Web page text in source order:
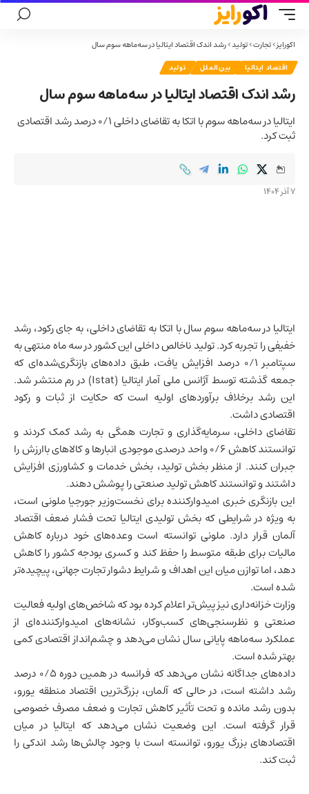
اکورایز>تجارت>تولید>رشد اندک اقتصاد ایتالیا در سه‌ماهه سوم سال
اقتصاد ایتالیا بین‌الملل تولید
رشد اندک اقتصاد ایتالیا در سه‌ماهه سوم سال
ایتالیا در سه‌ماهه سوم با اتکا به تقاضای داخلی ۰/۱ درصد رشد اقتصادی
ثبت کرد.
7 آذر 1404
ایتالیادر سه‌ماهه سوم سال با اتکا به تقاضای داخلی، به جای رکود، رشد
خفیفی را تجربه کرد.تولید ناخالص داخلیاین کشور در سه ماه منتهی به
سپتامبر ۰/۱ درصد افزایش یافت، طبق داده‌های بازنگری‌شده‌ای که
جمعه گذشته توسط آژانس ملی آمار ایتالیا (Istat) در رم منتشر شد.
این رشد برخلاف برآوردهای اولیه است که حکایت از ثبات و رکود
اقتصادی داشت.
تقاضای داخلی، سرمایه‌گذاری و تجارت همگی به رشد کمک کردند و
توانستند کاهش ۰/۶ واحد درصدی موجودی انبارها و کالاهای باارزش را
جبران کنند. از منظر بخش تولید، بخش خدمات و کشاورزی افزایش
داشتند و توانستند کاهش تولید صنعتی را پوشش دهند.
این بازنگری خبری امیدوارکننده برای نخست‌وزیر جورجیا ملونی است،
به ویژه در شرایطی که بخش تولیدی ایتالیا تحت فشار ضعف اقتصاد
آلمان قرار دارد. ملونی توانسته است وعده‌های خود درباره کاهش
مالیات برای طبقه متوسط را حفظ کند و کسری بودجه کشور را کاهش
دهد، اما توازن میان این اهداف و شرایط دشوار تجارت جهانی، پیچیده‌تر
شده است.
وزارت خزانه‌داری نیز پیش‌تر اعلام کرده بود که شاخص‌های اولیه فعالیت
صنعتی و نظرسنجی‌های کسب‌وکار، نشانه‌های امیدوارکننده‌ای از
عملکرد سه‌ماهه پایانی سال نشان می‌دهد و چشم‌انداز اقتصادی کمی
بهتر شده است.
داده‌های جداگانه نشان می‌دهد که فرانسه
در همین دوره ۰/۵ درصد
رشد داشته است، در حالی که آلمان، بزرگ‌ترین اقتصاد منطقه یورو،
بدون رشد مانده و تحت تأثیر کاهش تجارت و ضعف مصرف خصوصی
قرار گرفته است. این وضعیت نشان می‌دهد که ایتالیا در میان
اقتصادهای بزرگ یورو، توانسته است با وجود چالش‌ها رشد اندکی را
ثبت کند.